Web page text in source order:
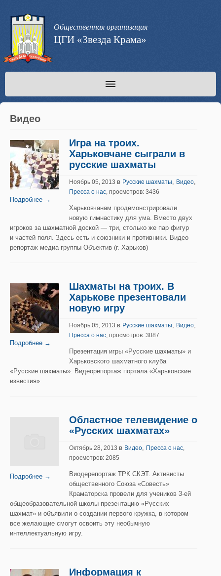
Общественная организация
ЦГИ «Звезда Крама»
Видео
Подробнее →
Игра на троих.
Харьковчане сыграли в
русские шахматы
Ноябрь 05, 2013 в Русские шахматы, Видео,
Пресса о нас, просмотров: 3436
Харьковчанам продемонстрировали
новую гимнастику для ума. Вместо двух
игроков за шахматной доской — три, столько же пар фигур
и частей поля. Здесь есть и союзники и противники. Видео
репортаж медиа группы Объектив (г. Харьков)
Подробнее →
Шахматы на троих. В
Харькове презентовали
новую игру
Ноябрь 05, 2013 в Русские шахматы, Видео,
Пресса о нас, просмотров: 3087
Презентация игры «Русские шахматы» и
Харьковского шахматного клуба
«Русские шахматы». Видеорепортаж портала «Харьковские
известия»
Подробнее →
Областное телевидение о
«Русских шахматах»
Октябрь 28, 2013 в Видео, Пресса о нас,
просмотров: 2085
Виодерепортаж ТРК СКЭТ. Активисты
общественного Союза «Совесть»
Краматорска провели для учеников 3-ей
общеобразовательной школы презентацию «Русских
шахмат» и объявили о создании первого кружка, в котором
все желающие смогут освоить эту необычную
интеллектуальную игру.
Информация к